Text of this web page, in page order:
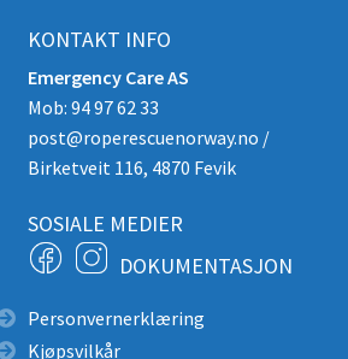
KONTAKT INFO
Emergency Care AS
Mob: 94 97 62 33
post@roperescuenorway.no /
Birketveit 116, 4870 Fevik
SOSIALE MEDIER
DOKUMENTASJON
Personvernerklæring
Kjøpsvilkår